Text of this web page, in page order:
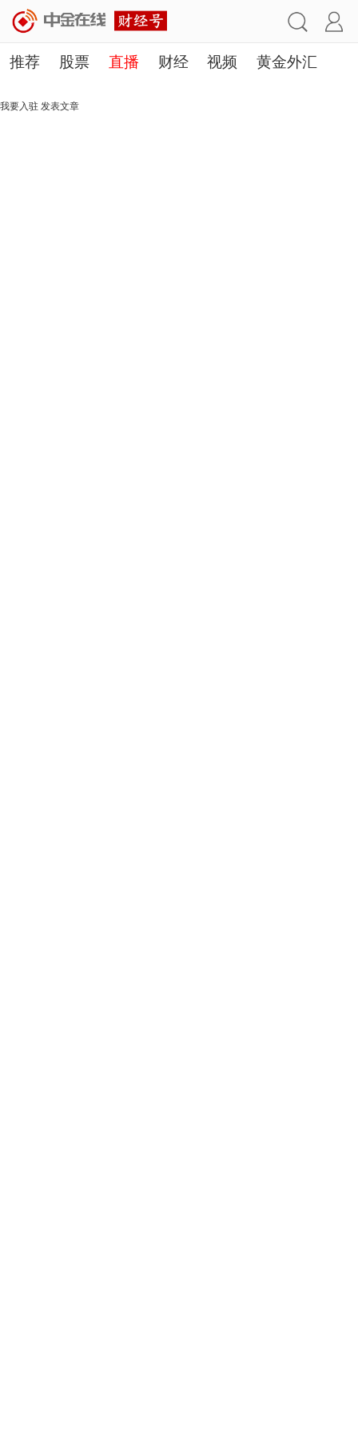
推荐 股票 直播 财经 视频 黄金外汇
理财 行业
我要入驻 发表文章